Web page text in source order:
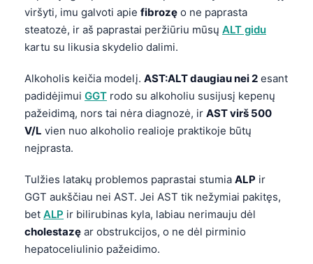
viršyti, imu galvoti apie fibrozę o ne paprasta
steatozė, ir aš paprastai peržiūriu mūsų ALT gidu
kartu su likusia skydelio dalimi.
Alkoholis keičia modelį. AST:ALT daugiau nei 2 esant
padidėjimui GGT rodo su alkoholiu susijusį kepenų
pažeidimą, nors tai nėra diagnozė, ir AST virš 500
V/L vien nuo alkoholio realioje praktikoje būtų
neįprasta.
Tulžies latakų problemos paprastai stumia ALP ir
GGT aukščiau nei AST. Jei AST tik nežymiai pakitęs,
bet ALP ir bilirubinas kyla, labiau nerimauju dėl
cholestazę ar obstrukcijos, o ne dėl pirminio
hepatoceliulinio pažeidimo.